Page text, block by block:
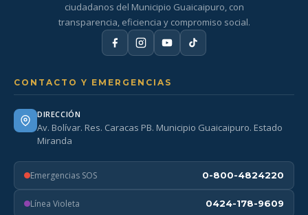
ciudadanos del Municipio Guaicaipuro, con
transparencia, eficiencia y compromiso social.
CONTACTO Y EMERGENCIAS
DIRECCIÓN
Av. Bolívar. Res. Caracas PB. Municipio Guaicaipuro. Estado
Miranda
Emergencias SOS 0-800-4824220
Línea Violeta 0424-178-9609